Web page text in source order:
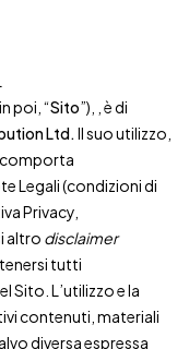
poi, “Sito”), , è di
Ltd. Il suo utilizzo,
comporta
Legali (condizioni di
Privacy,
altro disclaimer
tutti
Sito. L’utilizzo e la
contenuti, materiali
diversa espressa